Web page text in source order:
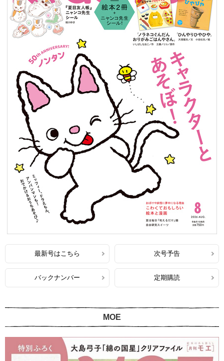
最新号はこちら 次号予告
バックナンバー 定期購読
MOE